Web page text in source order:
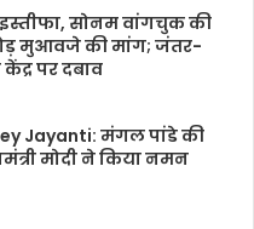
इस्तीफा, सोनम वांगचुक की
मुआवजे की मांग; जंतर-
पर दबाव
Jayanti: मंगल पांडे की
मोदी ने किया नमन